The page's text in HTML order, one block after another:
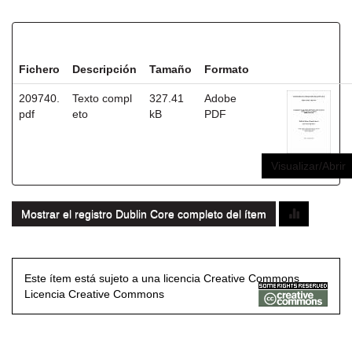
Fichero Descripción Tamaño Formato
209740.
pdf
Texto compl
eto
327.41
kB
Adobe
PDF
Visualizar/Abrir
Mostrar el registro Dublin Core completo del ítem
Este ítem está sujeto a una licencia Creative Commons
Licencia Creative Commons